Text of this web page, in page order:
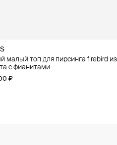
малый топ для пирсинга firebird из
с фианитами
₽
топ для пирсинга phoenix из
₽